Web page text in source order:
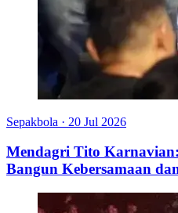
Sepakbola · 20 Jul 2026
Mendagri Tito
Bangun Kebersamaan